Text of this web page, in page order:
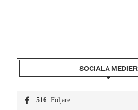
SOCIALA MEDIER
516 Följare